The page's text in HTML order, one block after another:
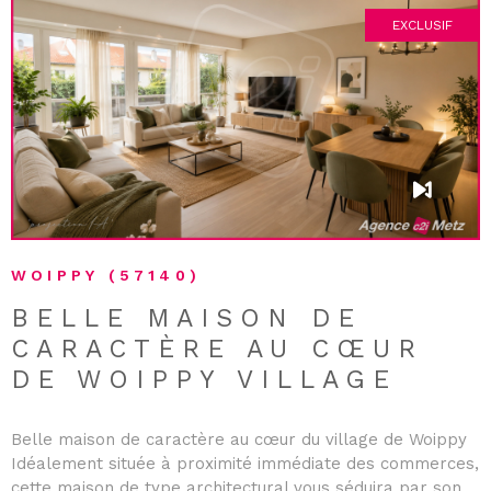
WOIPPY (57140)
BELLE MAISON DE
CARACTÈRE AU CŒUR
DE WOIPPY VILLAGE
Belle maison de caractère au cœur du village de Woippy
Idéalement située à proximité immédiate des commerces,
EXCLUSIF
VOIR LE BIEN